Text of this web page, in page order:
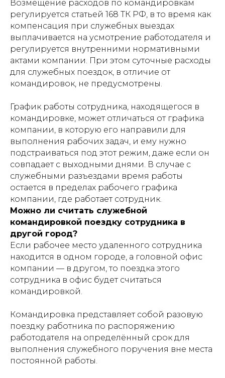
Возмещение расходов по командировкам
регулируется статьей 168 ТК РФ, в то время как
компенсация при служебных выездах
выплачивается на усмотрение работодателя и
регулируется внутренними нормативными
актами компании. При этом суточные расходы
для служебных поездок, в отличие от
командировок, не предусмотрены.
График работы сотрудника, находящегося в
командировке, может отличаться от графика
компании, в которую его направили для
выполнения рабочих задач, и ему нужно
подстраиваться под этот режим, даже если он
совпадает с выходными днями. В случае с
служебными разъездами время работы
остается в пределах рабочего графика
компании, где работает сотрудник.
Можно ли считать служебной
командировкой поездку сотрудника в
другой город?
Если рабочее место удаленного сотрудника
находится в одном городе, а головной офис
компании — в другом, то поездка этого
сотрудника в офис будет считаться
командировкой.
Командировка представляет собой разовую
поездку работника по распоряжению
работодателя на определённый срок для
выполнения служебного поручения вне места
постоянной работы.